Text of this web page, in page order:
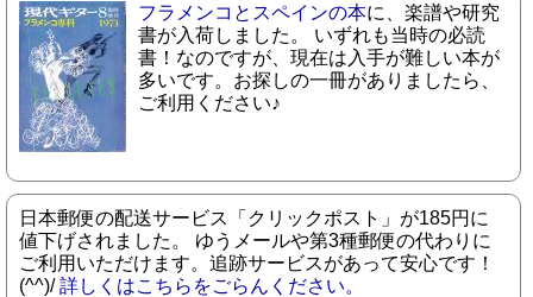
フラメンコとスペインの本に、楽譜や研究
書が入荷しました。 いずれも当時の必読
書！なのですが、現在は入手が難しい本が
多いです。お探しの一冊がありましたら、
ご利用ください♪
日本郵便の配送サービス「クリックポスト」が185円に
値下げされました。 ゆうメールや第3種郵便の代わりに
ご利用いただけます。追跡サービスがあって安心です！
(^^)/詳しくはこちらをごらんください。